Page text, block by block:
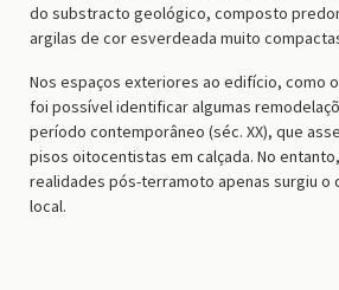
do substracto geológico, composto
argilas de cor esverdeada muito
Nos espaços exteriores ao edifício, como
foi possível identificar algumas
período contemporâneo (séc. XX), que
pisos oitocentistas em calçada. No
realidades pós-terramoto apenas surgiu
local.